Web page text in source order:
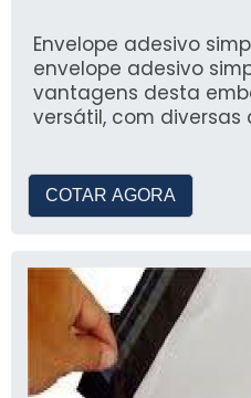
Envelope adesivo
envelope adesivo
vantagens desta
versátil, com diversas
COTAR AGORA